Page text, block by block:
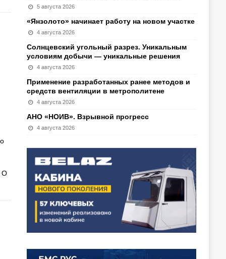
О
5 августа 2026
«Янзолото» начинает работу на новом участке
4 августа 2026
Солнцевский угольный разрез. Уникальным
условиям добычи — уникальные решения
4 августа 2026
Применение разработанных ранее методов и
средств вентиляции в метрополитене
4 августа 2026
АНО «НОИВ». Взрывной прогресс
4 августа 2026